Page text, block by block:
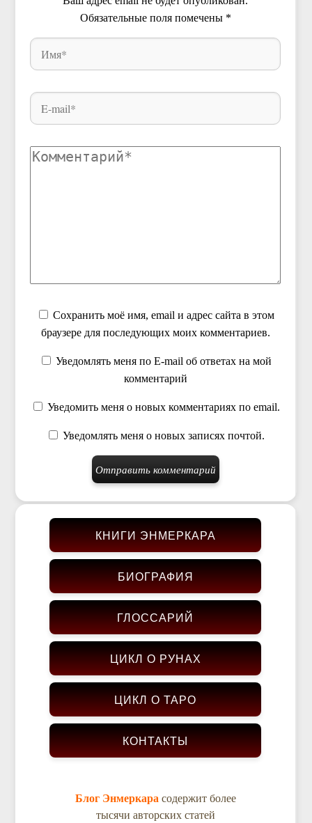
Обязательные поля помечены *
Сохранить моё имя, email и адрес сайта в этом
браузере для последующих моих комментариев.
Уведомлять меня по E-mail об ответах на мой
комментарий
Уведомить меня о новых комментариях по email.
Уведомлять меня о новых записях почтой.
КНИГИ ЭНМЕРКАРА
БИОГРАФИЯ
ГЛОССАРИЙ
ЦИКЛ О РУНАХ
ЦИКЛ О ТАРО
КОНТАКТЫ
Блог Энмеркара содержит более
тысячи авторских статей